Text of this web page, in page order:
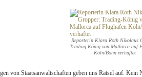
Reporterin Klara Roth Nikolaus
Trading-König von Mallorca auf
Köln/Bonn verhaftet
von Staatsanwaltschaften geben uns Rätsel auf.